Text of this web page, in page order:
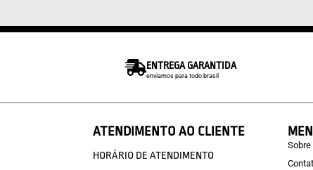
ENTREGA GARANTIDA
enviamos para todo brasil
ATENDIMENTO AO CLIENTE
HORÁRIO DE ATENDIMENTO
Sobre